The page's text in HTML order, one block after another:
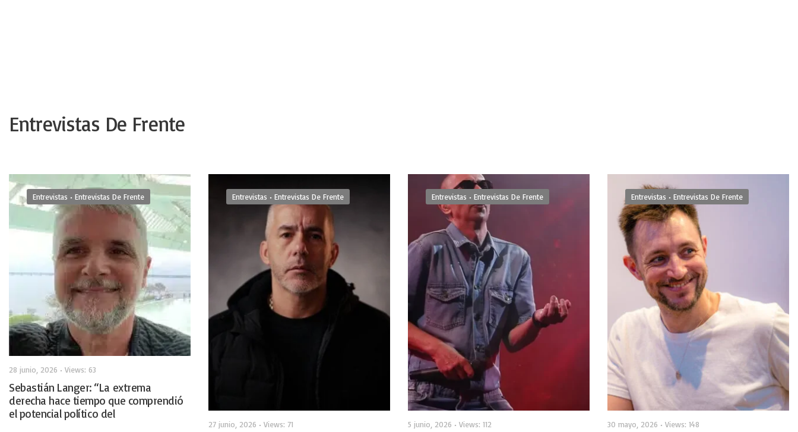
Entrevistas De Frente
Entrevistas • Entrevistas De Frente
28 junio, 2026 • Views: 63
Sebastián Langer: “La extrema
derecha hace tiempo que comprendió
el potencial político del
Entrevistas • Entrevistas De Frente
27 junio, 2026 • Views: 71
Entrevistas • Entrevistas De Frente
5 junio, 2026 • Views: 112
Entrevistas • Entrevistas De Frente
30 mayo, 2026 • Views: 148